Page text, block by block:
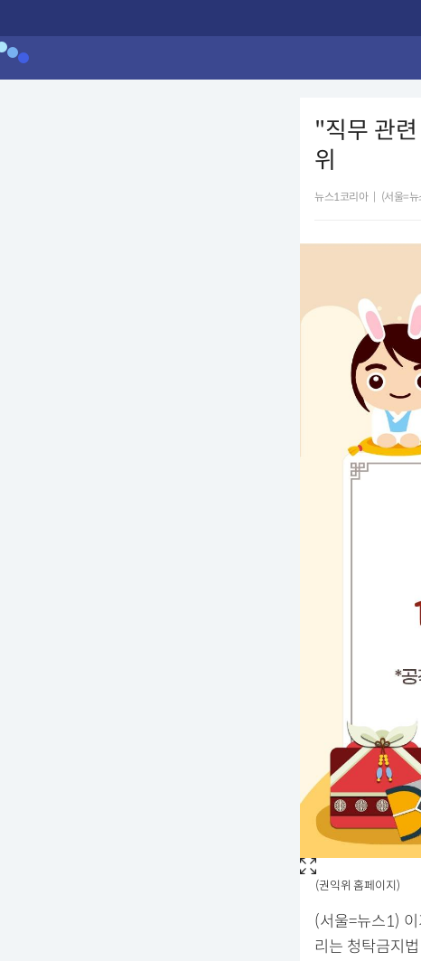
"직무 관
위
뉴스1코리아 (서울=
(권익위 홈페이지)
(서울=뉴스1)
리는 청탁금지